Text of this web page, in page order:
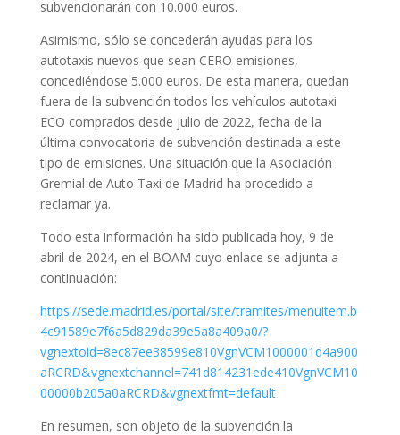
subvencionarán con 10.000 euros.
Asimismo, sólo se concederán ayudas para los
autotaxis nuevos que sean CERO emisiones,
concediéndose 5.000 euros. De esta manera, quedan
fuera de la subvención todos los vehículos autotaxi
ECO comprados desde julio de 2022, fecha de la
última convocatoria de subvención destinada a este
tipo de emisiones. Una situación que la Asociación
Gremial de Auto Taxi de Madrid ha procedido a
reclamar ya.
Todo esta información ha sido publicada hoy, 9 de
abril de 2024, en el BOAM cuyo enlace se adjunta a
continuación:
https://sede.madrid.es/portal/site/tramites/menuitem.b
4c91589e7f6a5d829da39e5a8a409a0/?
vgnextoid=8ec87ee38599e810VgnVCM1000001d4a900
aRCRD&vgnextchannel=741d814231ede410VgnVCM10
00000b205a0aRCRD&vgnextfmt=default
En resumen, son objeto de la subvención la